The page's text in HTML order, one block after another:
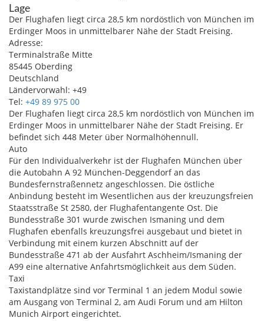
Lage
Der Flughafen liegt circa 28,5 km nordöstlich von München im
Erdinger Moos in unmittelbarer Nähe der Stadt Freising.
Adresse:
Terminalstraße Mitte
85445 Oberding
Deutschland
Ländervorwahl: +49
Tel: +49 89 975 00
Der Flughafen liegt circa 28,5 km nordöstlich von München im
Erdinger Moos in unmittelbarer Nähe der Stadt Freising. Er
befindet sich 448 Meter über Normalhöhennull.
Auto
Für den Individualverkehr ist der Flughafen München über
die Autobahn A 92 München-Deggendorf an das
Bundesfernstraßennetz angeschlossen. Die östliche
Anbindung besteht im Wesentlichen aus der kreuzungsfreien
Staatsstraße St 2580, der Flughafentangente Ost. Die
Bundesstraße 301 wurde zwischen Ismaning und dem
Flughafen ebenfalls kreuzungsfrei ausgebaut und bietet in
Verbindung mit einem kurzen Abschnitt auf der
Bundesstraße 471 ab der Ausfahrt Aschheim/Ismaning der
A99 eine alternative Anfahrtsmöglichkeit aus dem Süden.
Taxi
Taxistandplätze sind vor Terminal 1 an jedem Modul sowie
am Ausgang von Terminal 2, am Audi Forum und am Hilton
Munich Airport eingerichtet.